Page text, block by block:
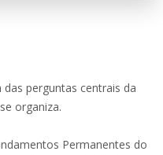
perguntas centrais da
organiza.
Permanentes do